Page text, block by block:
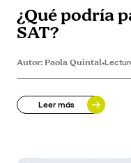
¿Qué podría
SAT?
Autor:Paola Quintal•
Leer más